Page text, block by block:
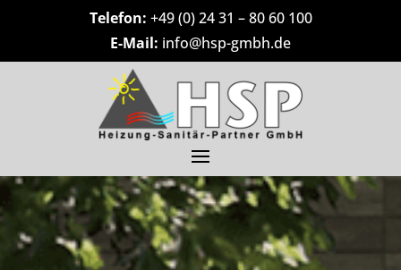
Telefon: +49 (0) 24 31 – 80 60 100
E-Mail: info@hsp-gmbh.de